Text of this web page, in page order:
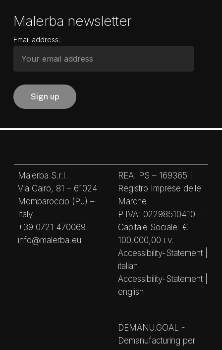
Malerba newsletter
Email address:
Malerba S.r.l.
Via Cairo, 81 – 61024
Mombaroccio (Pu) –
Italy
+39 0721 470069
info@malerba.eu
REA: PS – 169365 |
Registro Imprese delle
Marche
P.IVA: 02298510410 –
Capitale Sociale: €
100.000,00 i.v.
Accessibility-Statement |
italian
Accessibility-Statement |
english
DEMANU.GOAL -
Demanufacturing per